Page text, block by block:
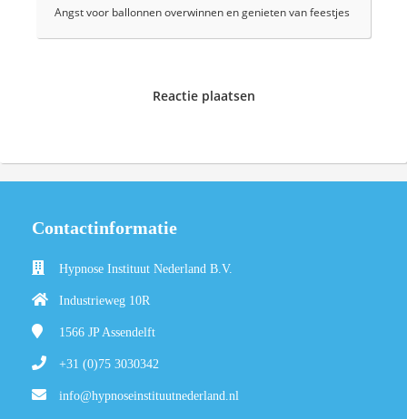
Angst voor ballonnen overwinnen en genieten van feestjes
Reactie plaatsen
Contactinformatie
Hypnose Instituut Nederland B.V.
Industrieweg 10R
1566 JP Assendelft
+31 (0)75 3030342
info@hypnoseinstituutnederland.nl